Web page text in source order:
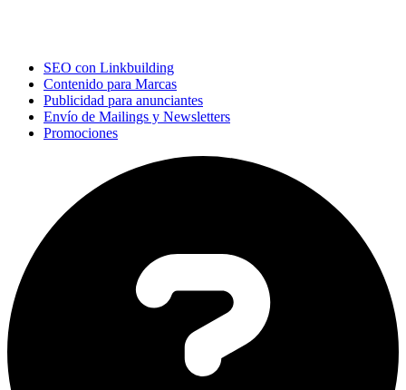
SEO con Linkbuilding
Contenido para Marcas
Publicidad para anunciantes
Envío de Mailings y Newsletters
Promociones